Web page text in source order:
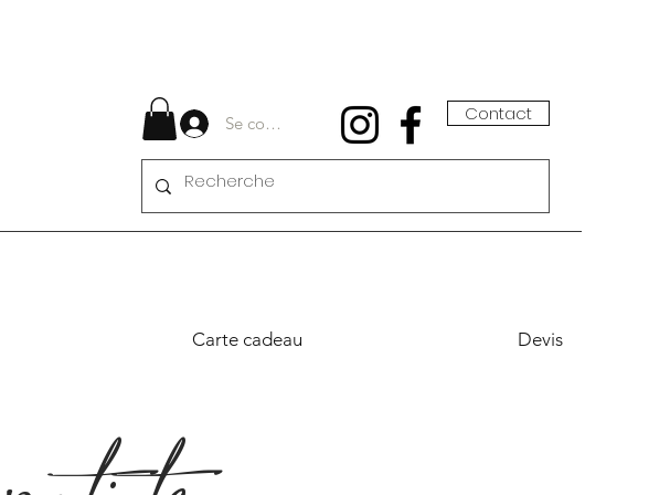
Se connecter Contact
Carte cadeau Devis